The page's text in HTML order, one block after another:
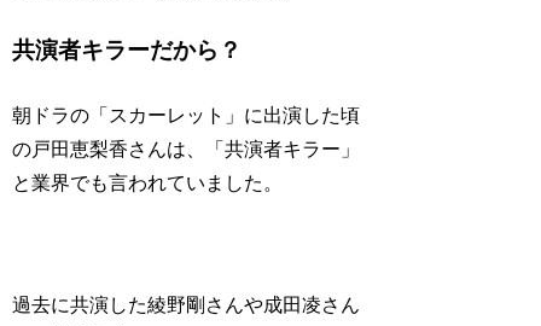
共演者キラーだから？
朝ドラの「スカーレット」に出演した頃
の戸田恵梨香さんは、「共演者キラー」
と業界でも言われていました。
過去に共演した綾野剛さんや成田凌さん